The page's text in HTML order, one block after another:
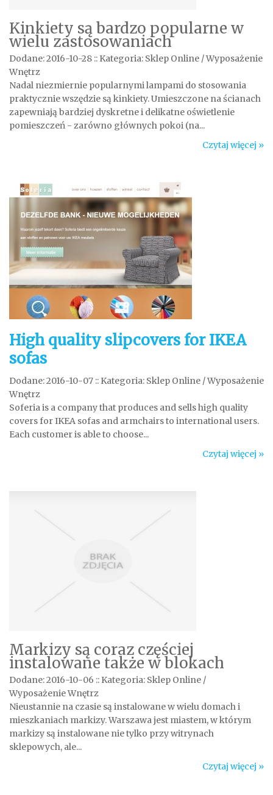
Kinkiety są bardzo popularne w
wielu zastosowaniach
Dodane: 2016-10-28 :: Kategoria: Sklep Online / Wyposażenie
Wnętrz
Nadal niezmiernie popularnymi lampami do stosowania
praktycznie wszędzie są kinkiety. Umieszczone na ścianach
zapewniają bardziej dyskretne i delikatne oświetlenie
pomieszczeń - zarówno głównych pokoi (na...
Czytaj więcej »
High quality slipcovers for IKEA
sofas
Dodane: 2016-10-07 :: Kategoria: Sklep Online / Wyposażenie
Wnętrz
Soferia is a company that produces and sells high quality
covers for IKEA sofas and armchairs to international users.
Each customer is able to choose...
Czytaj więcej »
Markizy są coraz częściej
instalowane także w blokach
Dodane: 2016-10-06 :: Kategoria: Sklep Online /
Wyposażenie Wnętrz
Nieustannie na czasie są instalowane w wielu domach i
mieszkaniach markizy. Warszawa jest miastem, w którym
markizy są instalowane nie tylko przy witrynach
sklepowych, ale...
Czytaj więcej »